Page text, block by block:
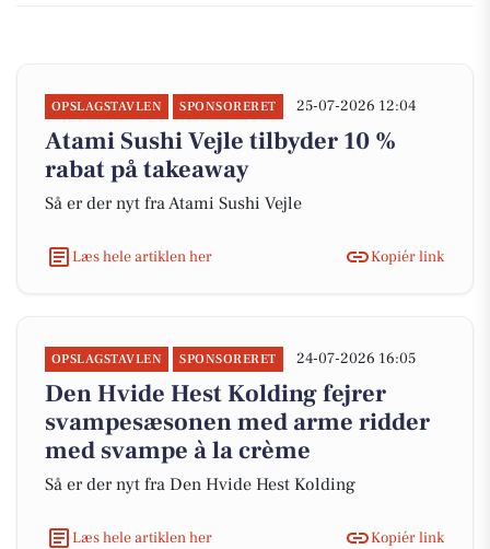
OPSLAGSTAVLEN SPONSORERET 25-07-2026 12:04
Atami Sushi Vejle tilbyder 10 %
rabat på takeaway
Så er der nyt fra Atami Sushi Vejle
Læs hele artiklen her Kopiér link
OPSLAGSTAVLEN SPONSORERET 24-07-2026 16:05
Den Hvide Hest Kolding fejrer
svampesæsonen med arme ridder
med svampe à la crème
Så er der nyt fra Den Hvide Hest Kolding
Læs hele artiklen her Kopiér link